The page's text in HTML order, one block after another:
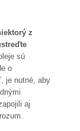
z
sú
o
je nutné, aby
aj